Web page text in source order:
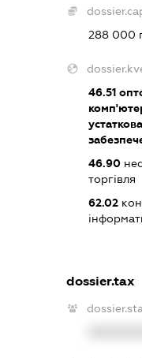
288 000
46.51
46.90
торгівля
62.02
dossier.tax